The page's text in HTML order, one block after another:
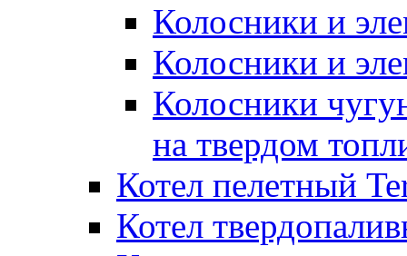
Колосники и
Колосники и
Колосники
на твердом
Котел пелетный
Котел